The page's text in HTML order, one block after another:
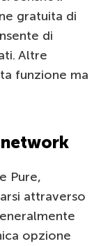
gratuita di
di
Altre
funzione ma
Pure,
attraverso
opzione